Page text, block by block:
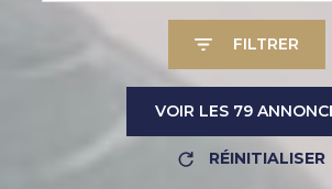
FILTRER
VOIR LES 79
RÉINITIALISER